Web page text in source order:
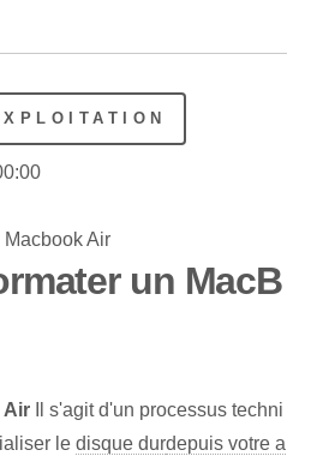
un MacB
Air Il s'agit d'un processus techni
le disque durdepuis votre a